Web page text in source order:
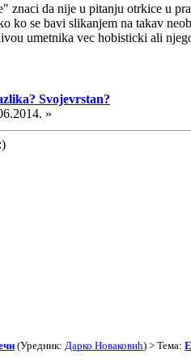
znaci da nije u pitanju otrkice u
ko se bavi slikanjem na takav
umetnika vec hobisticki ali
Svojevrstan?
»
(Уредник: Дарко Новаковић) > Тема: